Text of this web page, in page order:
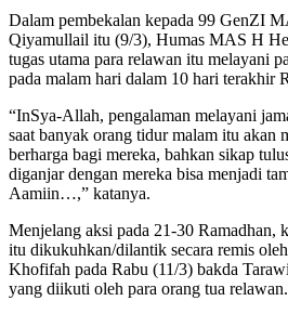
Dalam pembekalan kepada 99 GenZI
Qiyamullail itu (9/3), Humas MAS H
tugas utama para relawan itu melayani
pada malam hari dalam 10 hari terakhir
“InSya-Allah, pengalaman melayani
saat banyak orang tidur malam itu akan
berharga bagi mereka, bahkan sikap
diganjar dengan mereka bisa menjadi
Aamiin…,” katanya.
Menjelang aksi pada 21-30
itu dikukuhkan/dilantik secara remis
Khofifah pada Rabu (11/3) bakda
yang diikuti oleh para orang tua relawan.